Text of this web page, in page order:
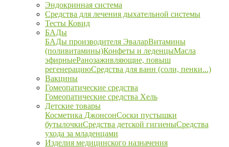
Эндокринная система
Средства для лечения дыхательной системы
Тесты Ковид
БАДы
БАДы производителя ЭваларВитамины
(поливитамины)Конфеты и леденцыМасла
эфирныеРанозаживляющие, повыш
регенерациюСредства для ванн (соли, пенки...)
Вакцины
Гомеопатические средства
Гомеопатические средства Хель
Детские товары
Косметика ДжонсонСоски пустышки
бутылочкиСредства детской гигиеныСредства
ухода за младенцами
Изделия медицинского назначения